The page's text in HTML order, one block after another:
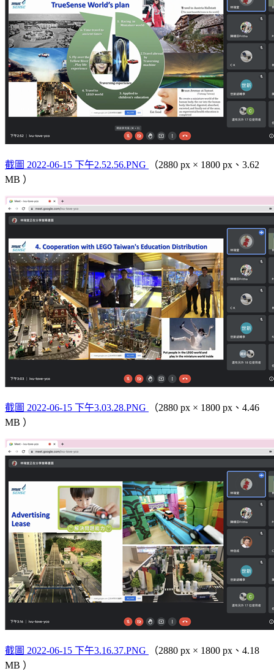
截圖 2022-06-15 下午2.52.56.PNG
（2880 px × 1800 px、3.62
MB ）
截圖 2022-06-15 下午3.03.28.PNG
（2880 px × 1800 px、4.46
MB ）
截圖 2022-06-15 下午3.16.37.PNG
（2880 px × 1800 px、4.18
MB ）